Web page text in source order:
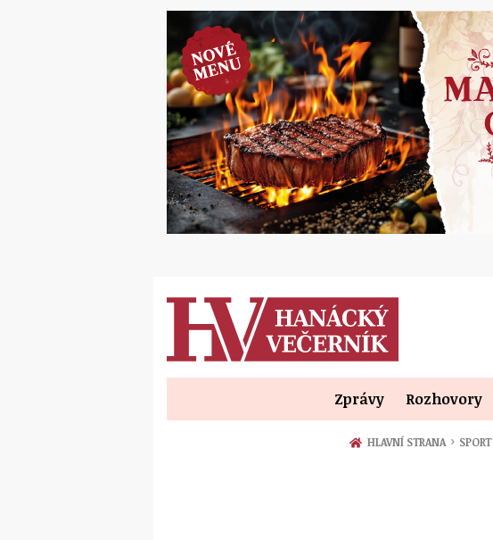
Zprávy Rozhovory
HLAVNÍ STRANA › SPORT